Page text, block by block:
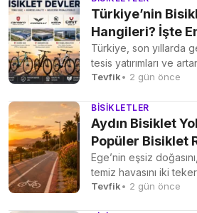
Türkiye’nin
Hangileri? İşte
Bisiklet
Fabrikaları
Türkiye, son yıllarda
tesis yatırımları ve
Avrupa’nın en önemli
Tevfik• 2 gün önce
BISIKLETLER
Aydın Bisiklet
Popüler Bisiklet
Yol Haritası
Ege’nin eşsiz
temiz havasını iki
isteyen sporseverler
Tevfik• 2 gün önce